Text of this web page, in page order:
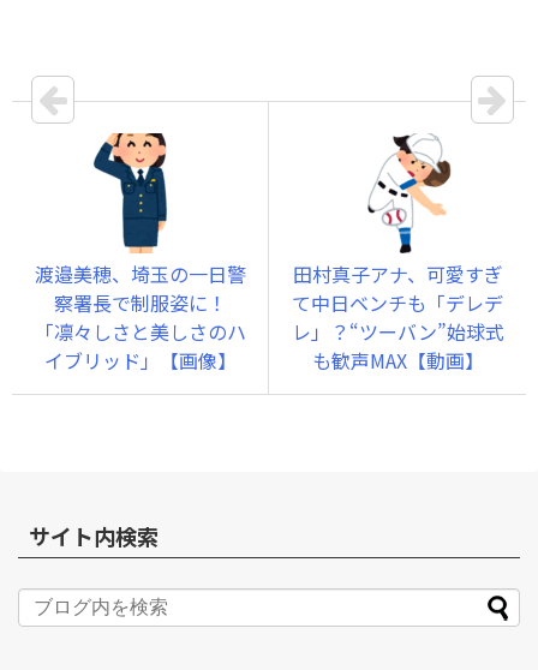
渡邉美穂、埼玉の一日警
察署長で制服姿に！
「凛々しさと美しさのハ
イブリッド」【画像】
田村真子アナ、可愛すぎ
て中日ベンチも「デレデ
レ」？“ツーバン”始球式
も歓声MAX【動画】
サイト内検索